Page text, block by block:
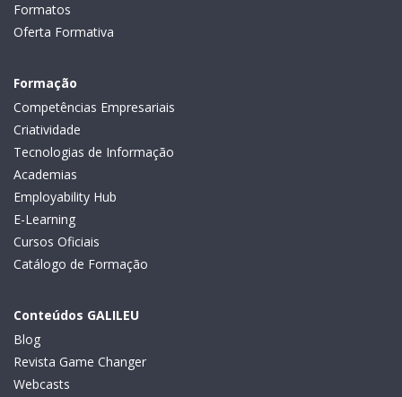
Formatos
Oferta Formativa
Formação
Competências Empresariais
Criatividade
Tecnologias de Informação
Academias
Employability Hub
E-Learning
Cursos Oficiais
Catálogo de Formação
Conteúdos GALILEU
Blog
Revista Game Changer
Webcasts